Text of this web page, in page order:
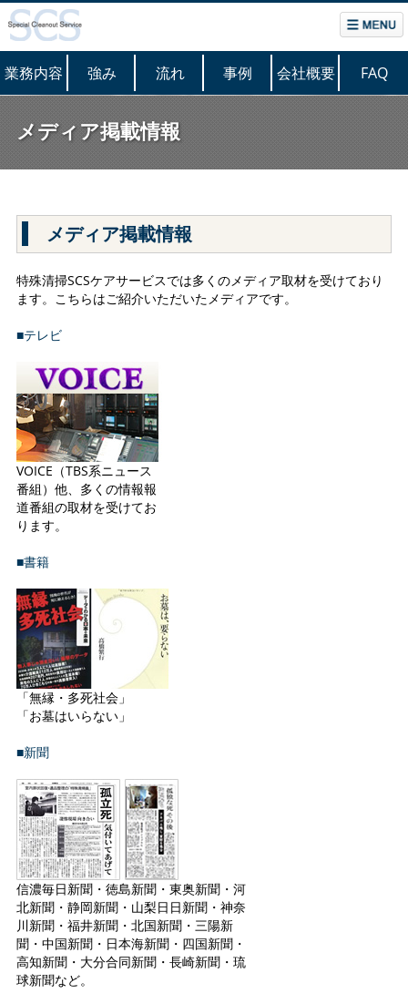
業務内容 強み 流れ 事例 会社概要 FAQ
メディア掲載情報
メディア掲載情報
特殊清掃SCSケアサービスでは多くのメディア取材を受けており
ます。こちらはご紹介いただいたメディアです。
■テレビ
VOICE（TBS系ニュース
番組）他、多くの情報報
道番組の取材を受けてお
ります。
■書籍
「無縁・多死社会」
「お墓はいらない」
■新聞
信濃毎日新聞・徳島新聞・東奥新聞・河
北新聞・静岡新聞・山梨日日新聞・神奈
川新聞・福井新聞・北国新聞・三陽新
聞・中国新聞・日本海新聞・四国新聞・
高知新聞・大分合同新聞・長崎新聞・琉
球新聞など。